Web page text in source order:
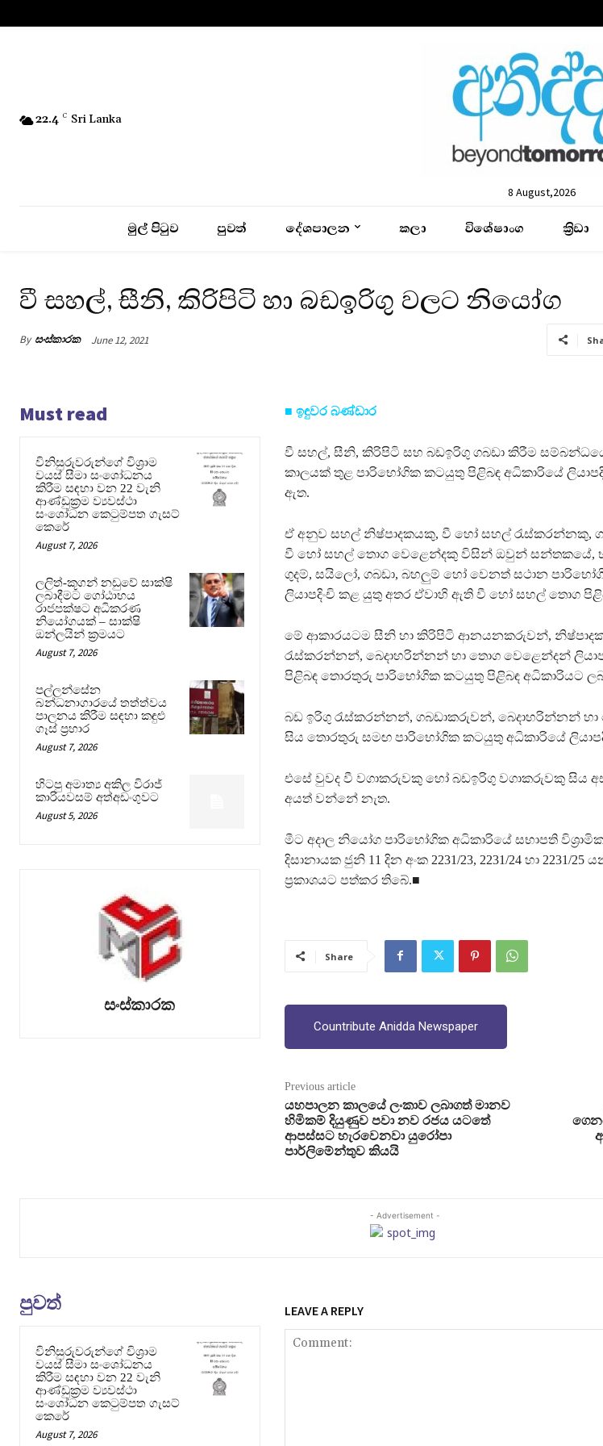
22.4 C Sri Lanka
8 August,2026
මුල් පිටුව පුවත් දේශපාලන කලා විශේෂාංග ක්‍රිඩා
වී සහල්, සීනි, කිරිපිටි හා බඩඉරිගු වලට නියෝග
By සංස්කාරක June 12, 2021
Must read
විනිසුරුවරුන්ගේ විශ්‍රාම
වයස් සීමා සංශෝධනය
කිරීම සඳහා වන 22 වැනි
ආණ්ඩුක්‍රම ව්‍යවස්ථා
සංශෝධන කෙටුම්පත ගැසට්
කෙරේ
August 7, 2026
ලලිත්-කූගන් නඩුවේ සාක්ෂි
ලබාදීමට ගෝඨාභය
රාජපක්ෂට අධිකරණ
නියෝගයක් – සාක්ෂි
ඔන්ලයින් ක්‍රමයට
August 7, 2026
පල්ලන්සේන
බන්ධනාගාරයේ තත්ත්වය
පාලනය කිරීම සඳහා කඳුළු
ගෑස් ප්‍රහාර
August 7, 2026
හිටපු අමාත්‍ය අකිල විරාජ්
කාරියවසම් අත්අඩංගුවට
August 5, 2026
සංස්කාරක
■ ඉඳුවර බණ්ඩාර
වී සහල්, සීනි, කිරිපිටි සහ බඩඉරිගු ගබඩා කිරීම
කාලයක් තුළ පාරිභෝගික කටයුතු පිළිබඳ අධිකාරියේ
ඇත.
ඒ අනුව සහල් නිෂ්පාදකයකු, වී හෝ සහල් රැස්කරන්නකු,
වී හෝ සහල් තොග වෙළෙන්දකු විසින් ඔවුන් සන්තකයේ,
ගුදම්, සයිලෝ, ගබඩා, බහලුම් හෝ වෙනත් සථාන
ලියාපදිංචි කළ යුතු අතර ඒවාහි ඇති වී හෝ සහල් තොග
මේ ආකාරයටම සීනි හා කිරිපිටි ආනයනකරුවන්,
රැස්කරන්නන්, බෙදාහරින්නන් හා තොග වෙළෙන්දන්
පිළිබඳ තොරතුරු පාරිභෝගික කටයුතු පිළිබඳ අධිකාරියට
බඩ ඉරිගු රැස්කරන්නන්, ගබඩාකරුවන්, බෙදාහරින්නන්
සිය තොරතුරු සමඟ පාරිභෝගික කටයුතු අධිකාරියේ
එසේ වුවද වී වගාකරුවකු හෝ බඩඉරිගු වගාකරුවකු සිය
අයත් වන්නේ නැත.
මීට අදාල නියෝග පාරිභෝගික අධිකාරියේ සභාපති
දිසානායක ජුනි 11 දින අංක 2231/23, 2231/24 හා 2231/
ප්‍රකාශයට පත්කර තිබේ.■
Share
Countribute Anidda Newspaper
Previous article
යහපාලන කාලයේ ලංකාව ලබාගත් මානව
හිමිකම් දියුණුව පවා නව රජය යටතේ
ආපස්සට හැරවෙනවා යුරෝපා
පාර්ලිමේන්තුව කියයි
- Advertisement -
පුවත්
විනිසුරුවරුන්ගේ විශ්‍රාම
වයස් සීමා සංශෝධනය
කිරීම සඳහා වන 22 වැනි
ආණ්ඩුක්‍රම ව්‍යවස්ථා
සංශෝධන කෙටුම්පත ගැසට්
කෙරේ
August 7, 2026
LEAVE A REPLY